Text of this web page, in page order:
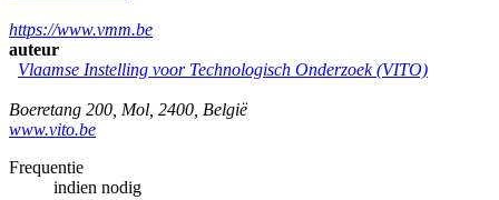
https://www.vmm.be
auteur
Vlaamse Instelling voor Technologisch Onderzoek (VITO)
Boeretang 200 Mol 2400 België
www.vito.be
Frequentie
indien nodig